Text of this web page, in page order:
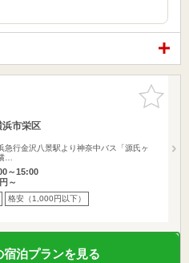
お気に入
りに追加
浜市栄区
急行金沢八景駅より神奈中バス「源氏ヶ
…
～15:00
～
格安（1,000円以下）
泊プランを見る